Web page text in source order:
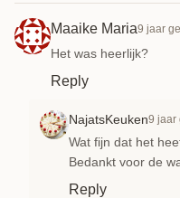
Maaike Maria9 jaar
Het was heerlijk?
Reply
NajatsKeuken9 jaar
Wat fijn dat het
Bedankt voor de
Reply